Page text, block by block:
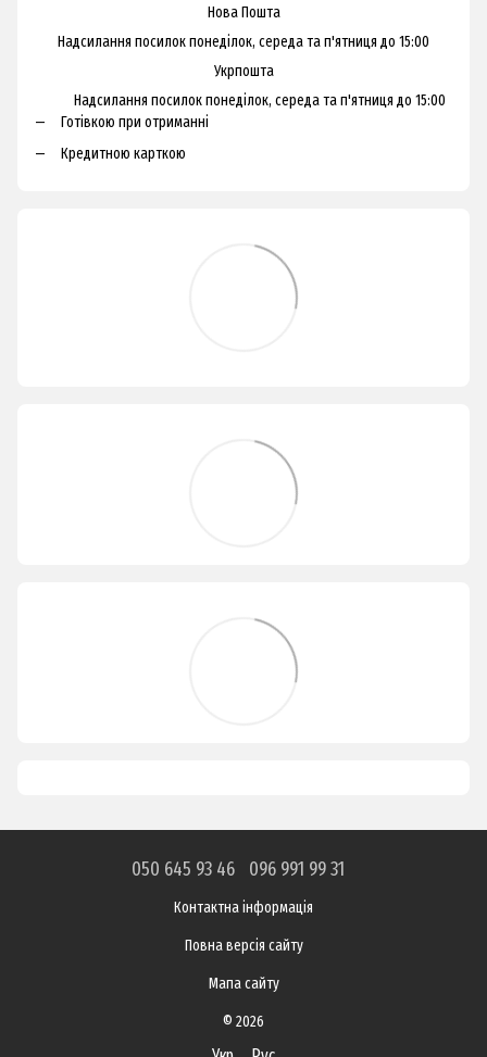
Нова Пошта
Надсилання посилок понеділок, середа та п'ятниця до 15:00
Укрпошта
Надсилання посилок понеділок, середа та п'ятниця до 15:00
Готівкою при отриманні
Кредитною карткою
050 645 93 46 096 991 99 31
Контактна інформація
Повна версія сайту
Мапа сайту
© 2026